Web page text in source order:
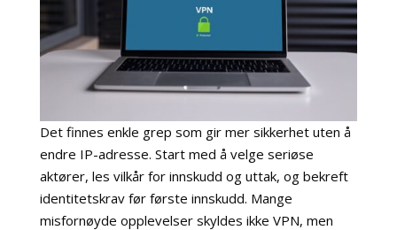
Det finnes enkle grep som gir mer sikkerhet uten å
endre IP-adresse. Start med å velge seriøse
aktører, les vilkår for innskudd og uttak, og bekreft
identitetskrav før første innskudd. Mange
misfornøyde opplevelser skyldes ikke VPN, men